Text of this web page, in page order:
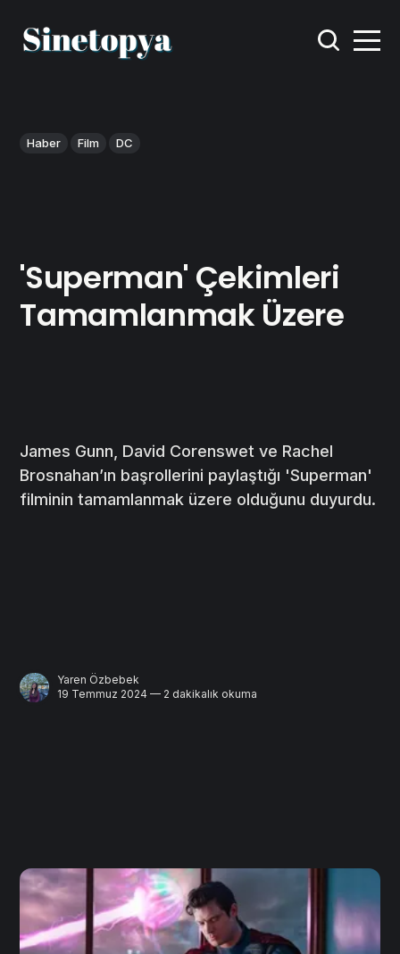
Haber Film DC
'Superman' Çekimleri
Tamamlanmak Üzere
James Gunn, David Corenswet ve Rachel
Brosnahan’ın başrollerini paylaştığı 'Superman'
filminin tamamlanmak üzere olduğunu duyurdu.
Yaren Özbebek
19 Temmuz 2024 — 2 dakikalık okuma